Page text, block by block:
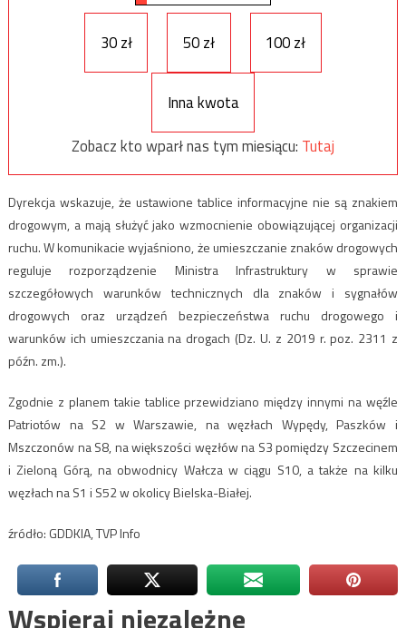
30 zł 50 zł 100 zł
Inna kwota
Zobacz kto wparł nas tym miesiącu: Tutaj
Dyrekcja wskazuje, że ustawione tablice informacyjne nie są znakiem
drogowym, a mają służyć jako wzmocnienie obowiązującej organizacji
ruchu. W komunikacie wyjaśniono, że umieszczanie znaków drogowych
reguluje rozporządzenie Ministra Infrastruktury w sprawie
szczegółowych warunków technicznych dla znaków i sygnałów
drogowych oraz urządzeń bezpieczeństwa ruchu drogowego i
warunków ich umieszczania na drogach (Dz. U. z 2019 r. poz. 2311 z
późn. zm.).
Zgodnie z planem takie tablice przewidziano między innymi na węźle
Patriotów na S2 w Warszawie, na węzłach Wypędy, Paszków i
Mszczonów na S8, na większości węzłów na S3 pomiędzy Szczecinem
i Zieloną Górą, na obwodnicy Wałcza w ciągu S10, a także na kilku
węzłach na S1 i S52 w okolicy Bielska-Białej.
źródło: GDDKIA, TVP Info
Wspieraj niezależne